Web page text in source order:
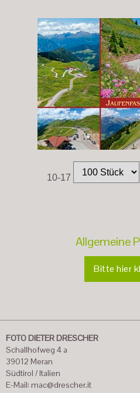
10-17
Allgemeine
Bitte hier
FOTO DIETER DRESCHER
Schallhofweg 4 a
39012 Meran
Südtirol / Italien
E-Mail: mac@drescher.it